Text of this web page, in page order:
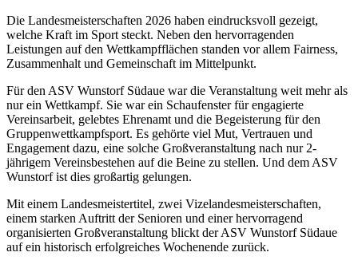
Die Landesmeisterschaften 2026 haben eindrucksvoll gezeigt,
welche Kraft im Sport steckt. Neben den hervorragenden
Leistungen auf den Wettkampfflächen standen vor allem Fairness,
Zusammenhalt und Gemeinschaft im Mittelpunkt.
Für den ASV Wunstorf Südaue war die Veranstaltung weit mehr als
nur ein Wettkampf. Sie war ein Schaufenster für engagierte
Vereinsarbeit, gelebtes Ehrenamt und die Begeisterung für den
Gruppenwettkampfsport. Es gehörte viel Mut, Vertrauen und
Engagement dazu, eine solche Großveranstaltung nach nur 2-
jährigem Vereinsbestehen auf die Beine zu stellen. Und dem ASV
Wunstorf ist dies großartig gelungen.
Mit einem Landesmeistertitel, zwei Vizelandesmeisterschaften,
einem starken Auftritt der Senioren und einer hervorragend
organisierten Großveranstaltung blickt der ASV Wunstorf Südaue
auf ein historisch erfolgreiches Wochenende zurück.